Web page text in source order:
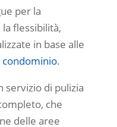
per la
flessibilità,
in base alle
condominio.
servizio di pulizia
che
delle aree